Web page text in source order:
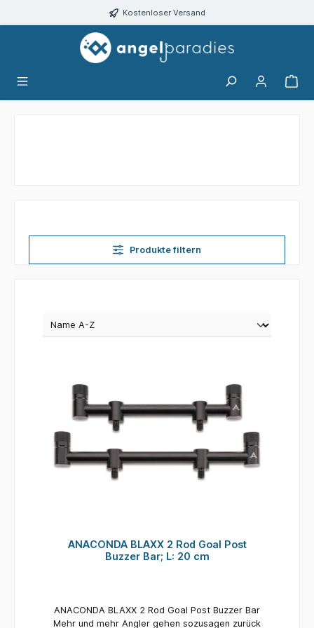
Kostenloser Versand
Produkte filtern
ANACONDA BLAXX 2 Rod Goal Post
Buzzer Bar; L: 20 cm
ANACONDA BLAXX 2 Rod Goal Post Buzzer Bar
Mehr und mehr Angler gehen sozusagen zurück